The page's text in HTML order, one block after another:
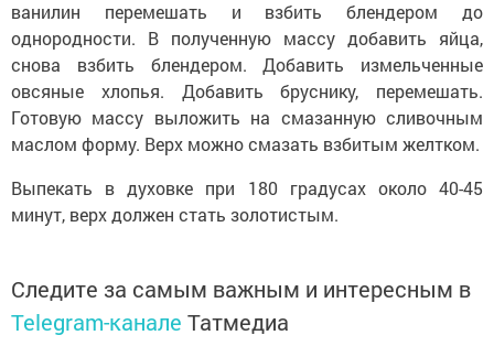
ванилин перемешать и взбить блендером до
однородности. В полученную массу добавить яйца,
снова взбить блендером. Добавить измельченные
овсяные хлопья. Добавить бруснику, перемешать.
Готовую массу выложить на смазанную сливочным
маслом форму. Верх можно смазать взбитым желтком.
Выпекать в духовке при 180 градусах около 40-45
минут, верх должен стать золотистым.
Следите за самым важным и интересным в
Telegram-канале Татмедиа